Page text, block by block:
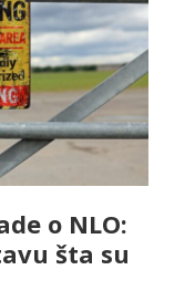
o NLO:
šta su